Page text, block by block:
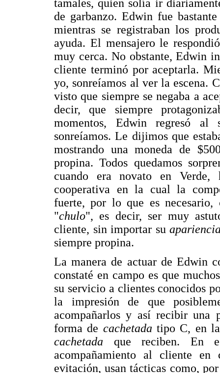
tamales, quien solía ir
de garbanzo. Edwin fue
mientras se registraban los
ayuda. El mensajero le
muy cerca. No obstante, Edwin
cliente terminó por aceptarla.
yo, sonreíamos al ver la escena.
visto que siempre se negaba a
decir, que siempre
momentos, Edwin regresó al
sonreíamos. Le dijimos que
mostrando una moneda de
propina. Todos quedamos
cuando era novato en Verde,
cooperativa en la cual la
fuerte, por lo que es necesario,
"chulo", es decir, ser muy
cliente, sin importar su
siempre propina.
La manera de actuar de Edwin
constaté en campo es que
su servicio a clientes conocidos
la impresión de que
acompañarlos y así recibir una
forma de cachetada tipo C, en la
cachetada que reciben. En
acompañamiento al cliente
evitación, usan tácticas como,